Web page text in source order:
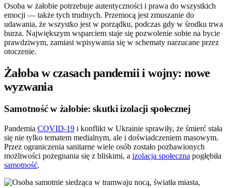
Osoba w żałobie potrzebuje autentyczności i prawa do wszystkich
emocji — także tych trudnych. Przemocą jest zmuszanie do
udawania, że wszystko jest w porządku, podczas gdy w środku trwa
burza. Największym wsparciem staje się pozwolenie sobie na bycie
prawdziwym, zamiast wpisywania się w schematy narzucane przez
otoczenie.
Żałoba w czasach pandemii i wojny: nowe
wyzwania
Samotność w żałobie: skutki izolacji społecznej
Pandemia COVID-19 i konflikt w Ukrainie sprawiły, że śmierć stała
się nie tylko tematem medialnym, ale i doświadczeniem masowym.
Przez ograniczenia sanitarne wiele osób zostało pozbawionych
możliwości pożegnania się z bliskimi, a izolacja społeczna pogłębiła
samotność.